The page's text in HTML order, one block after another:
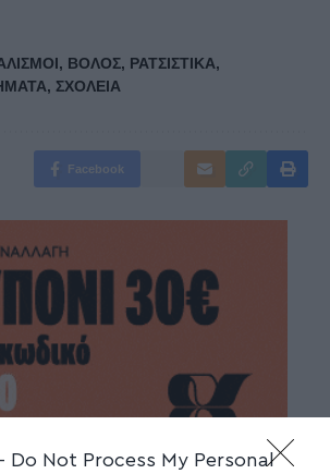
Do Not Process My Personal
, ΒΟΛΟΣ, ΡΑΤΣΙΣΤΙΚΑ,
, ΣΧΟΛΕΙΑ
Facebook